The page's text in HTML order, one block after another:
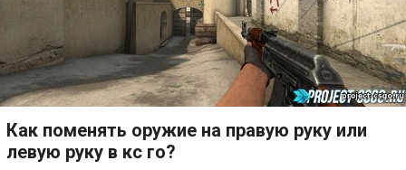
Как поменять оружие на правую руку или
левую руку в кс го?